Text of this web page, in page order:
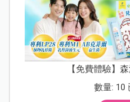
【免費體驗】
數量: 10